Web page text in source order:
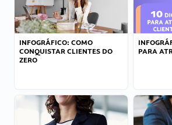
INFOGRÁFICO: COMO
CONQUISTAR CLIENTES DO
ZERO
PARA